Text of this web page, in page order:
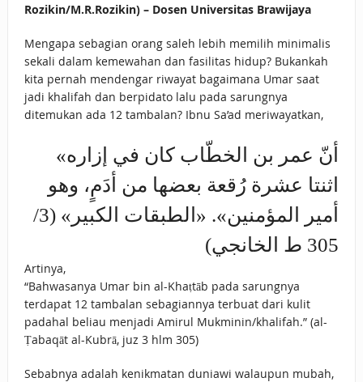
Rozikin/M.R.Rozikin) – Dosen Universitas Brawijaya
Mengapa sebagian orang saleh lebih memilih minimalis
sekali dalam kemewahan dan fasilitas hidup? Bukankah
kita pernah mendengar riwayat bagaimana Umar saat
jadi khalifah dan berpidato lalu pada sarungnya
ditemukan ada 12 tambalan? Ibnu Sa’ad meriwayatkan,
«أنّ عمر بن الخطّاب كان في إزاره
اثنتا ‌عشرة ‌رُقعة بعضها من أدَمٍ، وهو
أمير المؤمنين». «الطبقات الكبير» (3/
305 ط الخانجي)
Artinya,
“Bahwasanya Umar bin al-Khaṭtāb pada sarungnya
terdapat 12 tambalan sebagiannya terbuat dari kulit
padahal beliau menjadi Amirul Mukminin/khalifah.” (al-
Ṭabaqāt al-Kubrā, juz 3 hlm 305)
Sebabnya adalah kenikmatan duniawi walaupun mubah,